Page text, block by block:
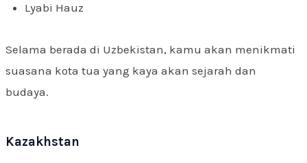
Lyabi Hauz
Selama berada di Uzbekistan, kamu akan menikmati
suasana kota tua yang kaya akan sejarah dan
budaya.
Kazakhstan